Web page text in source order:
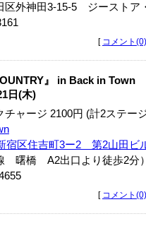
区外神田3-15-5 ジーストア
[ コメント(0)
』 in Back in Town
日(木)
チャージ 2100円 (計2ステー
宿区住吉町3ー2 第2山田ビ
曙橋 A2出口より徒歩2分
[ コメント(0)